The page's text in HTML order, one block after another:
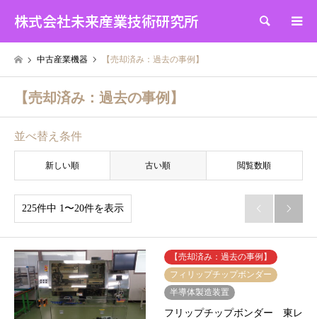
株式会社未来産業技術研究所 検索
中古産業機器 【売却済み：過去の事例】
【売却済み：過去の事例】
並べ替え条件
新しい順 古い順 閲覧数順
225件中 1〜20件を表示  
【売却済み：過去の事例】
フィリップチップボンダー
半導体製造装置
フリップチップボンダー 東レ